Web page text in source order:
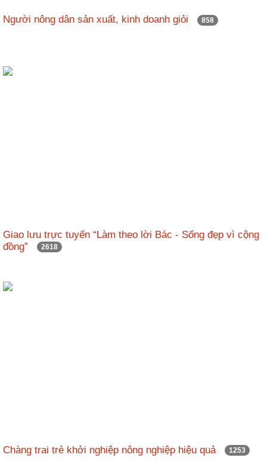
Người nông dân sản xuất, kinh doanh giỏi 858
Giao lưu trực tuyến “Làm theo lời Bác - Sống đẹp vì cộng
đồng”
2618
Chàng trai trẻ khởi nghiệp nông nghiệp hiệu quả 1253